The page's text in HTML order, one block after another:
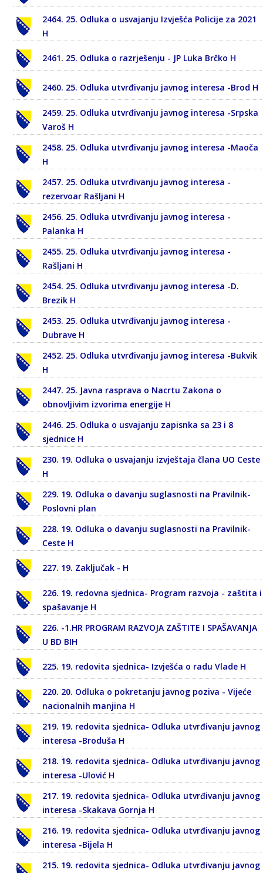
2464. 25. Odluka o usvajanju Izvješća Policije za 2021
H
2461. 25. Odluka o razrješenju - JP Luka Brčko H
2460. 25. Odluka utvrđivanju javnog interesa -Brod H
2459. 25. Odluka utvrđivanju javnog interesa -Srpska
Varoš H
2458. 25. Odluka utvrđivanju javnog interesa -Maoča
H
2457. 25. Odluka utvrđivanju javnog interesa -
rezervoar Rašljani H
2456. 25. Odluka utvrđivanju javnog interesa -
Palanka H
2455. 25. Odluka utvrđivanju javnog interesa -
Rašljani H
2454. 25. Odluka utvrđivanju javnog interesa -D.
Brezik H
2453. 25. Odluka utvrđivanju javnog interesa -
Dubrave H
2452. 25. Odluka utvrđivanju javnog interesa -Bukvik
H
2447. 25. Javna rasprava o Nacrtu Zakona o
obnovljivim izvorima energije H
2446. 25. Odluka o usvajanju zapisnka sa 23 i 8
sjednice H
230. 19. Odluka o usvajanju izvještaja člana UO Ceste
H
229. 19. Odluka o davanju suglasnosti na Pravilnik-
Poslovni plan
228. 19. Odluka o davanju suglasnosti na Pravilnik-
Ceste H
227. 19. Zaključak - H
226. 19. redovna sjednica- Program razvoja - zaštita i
spašavanje H
226. -1.HR PROGRAM RAZVOJA ZAŠTITE I SPAŠAVANJA
U BD BIH
225. 19. redovita sjednica- Izvješća o radu Vlade H
220. 20. Odluka o pokretanju javnog poziva - Vijeće
nacionalnih manjina H
219. 19. redovita sjednica- Odluka utvrđivanju javnog
interesa -Broduša H
218. 19. redovita sjednica- Odluka utvrđivanju javnog
interesa -Ulović H
217. 19. redovita sjednica- Odluka utvrđivanju javnog
interesa -Skakava Gornja H
216. 19. redovita sjednica- Odluka utvrđivanju javnog
interesa -Bijela H
215. 19. redovita sjednica- Odluka utvrđivanju javnog